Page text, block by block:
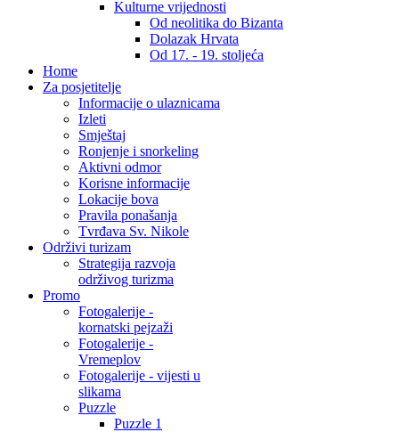
Kulturne vrijednosti
Od neolitika do Bizanta
Dolazak Hrvata
Od 17. - 19. stoljeća
Home
Za posjetitelje
Informacije o ulaznicama
Izleti
Smještaj
Ronjenje i snorkeling
Aktivni odmor
Korisne informacije
Lokacije bova
Pravila ponašanja
Tvrđava Sv. Nikole
Održivi turizam
Strategija razvoja
održivog turizma
Promo
Fotogalerije -
kornatski pejzaži
Fotogalerije -
Vremeplov
Fotogalerije - vijesti u
slikama
Puzzle
Puzzle 1